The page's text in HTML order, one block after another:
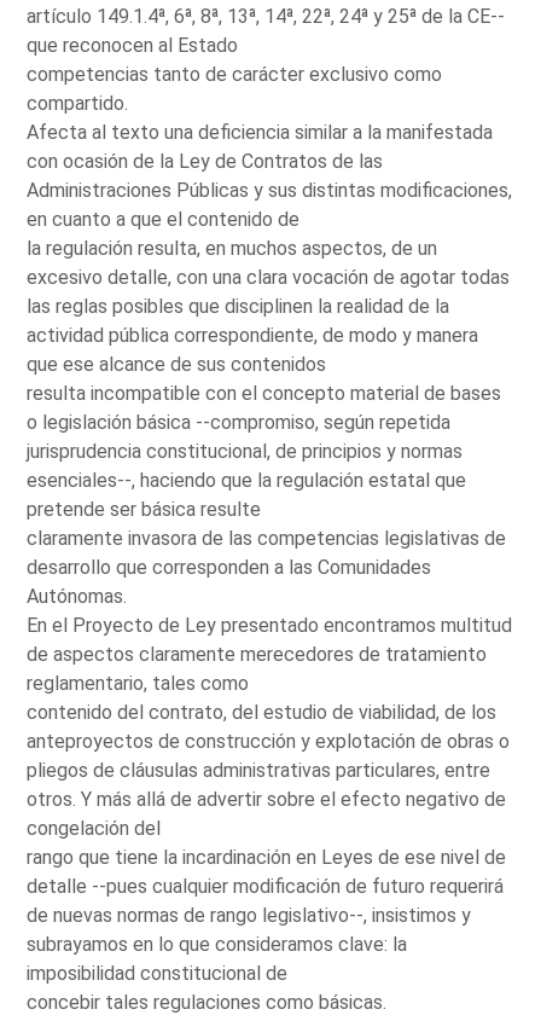
artículo 149.1.4ª, 6ª, 8ª, 13ª, 14ª, 22ª, 24ª y 25ª de la CE--
que reconocen al Estado
competencias tanto de carácter exclusivo como
compartido.
Afecta al texto una deficiencia similar a la manifestada
con ocasión de la Ley de Contratos de las
Administraciones Públicas y sus distintas modificaciones,
en cuanto a que el contenido de
la regulación resulta, en muchos aspectos, de un
excesivo detalle, con una clara vocación de agotar todas
las reglas posibles que disciplinen la realidad de la
actividad pública correspondiente, de modo y manera
que ese alcance de sus contenidos
resulta incompatible con el concepto material de bases
o legislación básica --compromiso, según repetida
jurisprudencia constitucional, de principios y normas
esenciales--, haciendo que la regulación estatal que
pretende ser básica resulte
claramente invasora de las competencias legislativas de
desarrollo que corresponden a las Comunidades
Autónomas.
En el Proyecto de Ley presentado encontramos multitud
de aspectos claramente merecedores de tratamiento
reglamentario, tales como
contenido del contrato, del estudio de viabilidad, de los
anteproyectos de construcción y explotación de obras o
pliegos de cláusulas administrativas particulares, entre
otros. Y más allá de advertir sobre el efecto negativo de
congelación del
rango que tiene la incardinación en Leyes de ese nivel de
detalle --pues cualquier modificación de futuro requerirá
de nuevas normas de rango legislativo--, insistimos y
subrayamos en lo que consideramos clave: la
imposibilidad constitucional de
concebir tales regulaciones como básicas.